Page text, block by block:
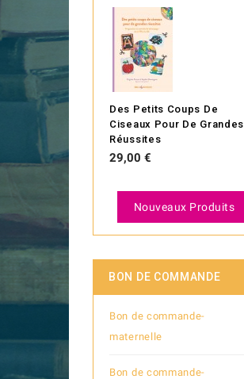
Des Petits Coups De
Ciseaux Pour De Grandes
Réussites
Prix
29,00 €
Nouveaux Produits
BON DE COMMANDE
Bon de commande-
maternelle
Bon de commande-